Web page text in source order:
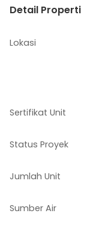
Detail Properti
Lokasi
Sertifikat Unit
Status Proyek
Jumlah Unit
Sumber Air